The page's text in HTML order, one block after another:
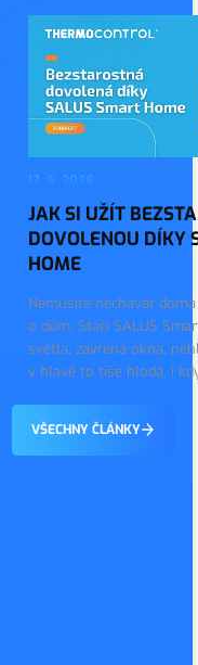
17. 6. 2026
JAK SI UŽÍT
DOVOLENOU DÍKY
HOME
Nemusíte nechávat
o dům. Stačí SALUS
světla, zavřená okna,
v hlavě to tiše hlodá, i
je, že tohle…
VŠECHNY ČLÁNKY